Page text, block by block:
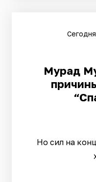
Мурад
Но сил на